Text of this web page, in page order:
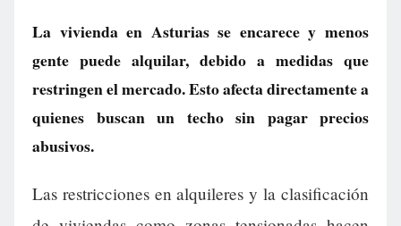
La vivienda en Asturias se encarece y menos
gente puede alquilar, debido a medidas que
restringen el mercado. Esto afecta directamente a
quienes buscan un techo sin pagar precios
abusivos.
Las restricciones en alquileres y la clasificación